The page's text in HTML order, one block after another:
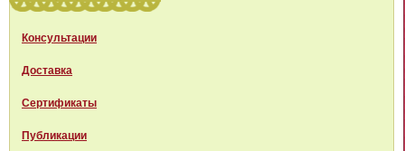
Консультации
Доставка
Сертификаты
Публикации